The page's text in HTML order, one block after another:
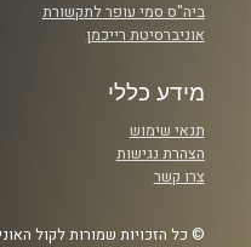
ביה"ס סמי עופר לתקשורת
אוניברסיטת רייכמן
מידע כללי
תנאי שימוש
הצהרת נגישות
צרו קשר
© כל הזכויות שמורות לקול